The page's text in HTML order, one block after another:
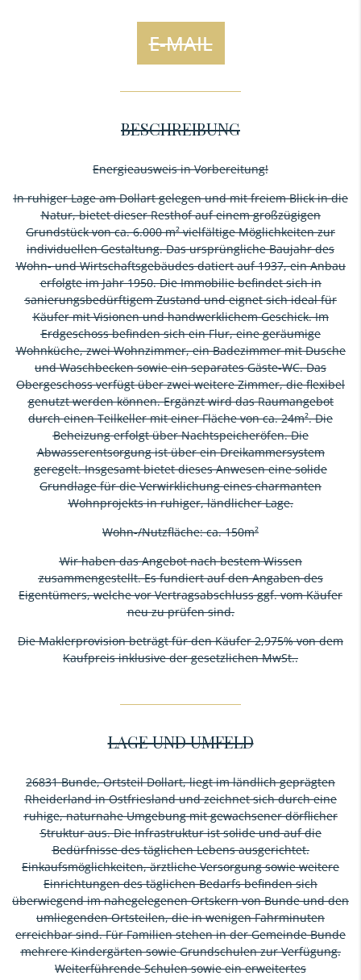
E-MAIL
BESCHREIBUNG
Energieausweis in Vorbereitung!
In ruhiger Lage am Dollart gelegen und mit freiem Blick in die
Natur, bietet dieser Resthof auf einem großzügigen
Grundstück von ca. 6.000 m² vielfältige Möglichkeiten zur
individuellen Gestaltung. Das ursprüngliche Baujahr des
Wohn- und Wirtschaftsgebäudes datiert auf 1937, ein Anbau
erfolgte im Jahr 1950. Die Immobilie befindet sich in
sanierungsbedürftigem Zustand und eignet sich ideal für
Käufer mit Visionen und handwerklichem Geschick. Im
Erdgeschoss befinden sich ein Flur, eine geräumige
Wohnküche, zwei Wohnzimmer, ein Badezimmer mit Dusche
und Waschbecken sowie ein separates Gäste-WC. Das
Obergeschoss verfügt über zwei weitere Zimmer, die flexibel
genutzt werden können. Ergänzt wird das Raumangebot
durch einen Teilkeller mit einer Fläche von ca. 24m². Die
Beheizung erfolgt über Nachtspeicheröfen. Die
Abwasserentsorgung ist über ein Dreikammersystem
geregelt. Insgesamt bietet dieses Anwesen eine solide
Grundlage für die Verwirklichung eines charmanten
Wohnprojekts in ruhiger, ländlicher Lage.
Wohn-/Nutzfläche: ca. 150m²
Wir haben das Angebot nach bestem Wissen
zusammengestellt. Es fundiert auf den Angaben des
Eigentümers, welche vor Vertragsabschluss ggf. vom Käufer
neu zu prüfen sind.
Die Maklerprovision beträgt für den Käufer 2,975% von dem
Kaufpreis inklusive der gesetzlichen MwSt..
LAGE UND UMFELD
26831 Bunde, Ortsteil Dollart, liegt im ländlich geprägten
Rheiderland in Ostfriesland und zeichnet sich durch eine
ruhige, naturnahe Umgebung mit gewachsener dörflicher
Struktur aus. Die Infrastruktur ist solide und auf die
Bedürfnisse des täglichen Lebens ausgerichtet.
Einkaufsmöglichkeiten, ärztliche Versorgung sowie weitere
Einrichtungen des täglichen Bedarfs befinden sich
überwiegend im nahegelegenen Ortskern von Bunde und den
umliegenden Ortsteilen, die in wenigen Fahrminuten
erreichbar sind. Für Familien stehen in der Gemeinde Bunde
mehrere Kindergärten sowie Grundschulen zur Verfügung.
Weiterführende Schulen sowie ein erweitertes